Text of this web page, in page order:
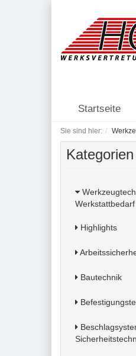
Startseite
Sie sind hier:
Kategorien
Werkstattbedarf
Highlights
Bautechnik